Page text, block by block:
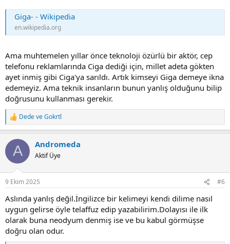
Giga- - Wikipedia
en.wikipedia.org
Ama muhtemelen yıllar önce teknoloji özürlü bir aktör, cep
telefonu reklamlarında Ciga dediği için, millet adeta gökten
ayet inmiş gibi Ciga'ya sarıldı. Artık kimseyi Giga demeye ikna
edemeyiz. Ama teknik insanların bunun yanlış olduğunu bilip
doğrusunu kullanması gerekir.
R
e
c
i
s
DedeveGokrtl
A Andromeda
Aktif Üye
9 Ekim 2025 #6
Aslında yanlış değil.İngilizce bir kelimeyi kendi dilime nasıl
uygun gelirse öyle telaffuz edip yazabilirim.Dolayısı ile ilk
olarak buna neodyum denmiş ise ve bu kabul görmüşse
doğru olan odur.